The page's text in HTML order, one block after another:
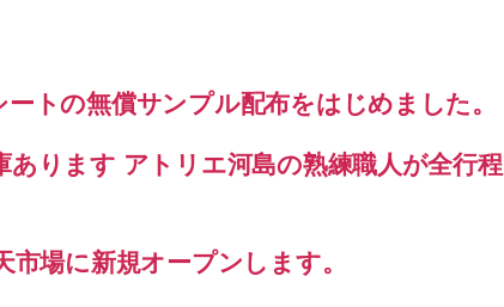
トの無償サンプル配布をはじめました。
あります アトリエ河島の熟練職人が全行程
市場に新規オープンします。